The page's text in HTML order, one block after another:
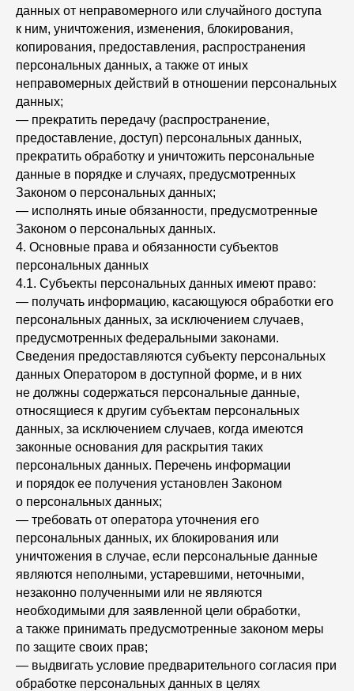
данных от неправомерного или случайного доступа
к ним, уничтожения, изменения, блокирования,
копирования, предоставления, распространения
персональных данных, а также от иных
неправомерных действий в отношении персональных
данных;
— прекратить передачу (распространение,
предоставление, доступ) персональных данных,
прекратить обработку и уничтожить персональные
данные в порядке и случаях, предусмотренных
Законом о персональных данных;
— исполнять иные обязанности, предусмотренные
Законом о персональных данных.
4. Основные права и обязанности субъектов
персональных данных
4.1. Субъекты персональных данных имеют право:
— получать информацию, касающуюся обработки его
персональных данных, за исключением случаев,
предусмотренных федеральными законами.
Сведения предоставляются субъекту персональных
данных Оператором в доступной форме, и в них
не должны содержаться персональные данные,
относящиеся к другим субъектам персональных
данных, за исключением случаев, когда имеются
законные основания для раскрытия таких
персональных данных. Перечень информации
и порядок ее получения установлен Законом
о персональных данных;
— требовать от оператора уточнения его
персональных данных, их блокирования или
уничтожения в случае, если персональные данные
являются неполными, устаревшими, неточными,
незаконно полученными или не являются
необходимыми для заявленной цели обработки,
а также принимать предусмотренные законом меры
по защите своих прав;
— выдвигать условие предварительного согласия при
обработке персональных данных в целях